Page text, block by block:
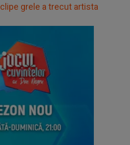
grele a trecut artista